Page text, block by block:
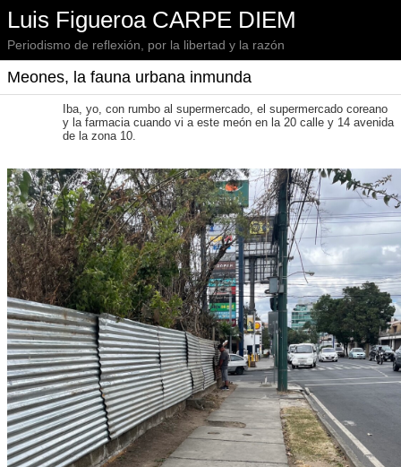
Luis Figueroa CARPE DIEM
Periodismo de reflexión, por la libertad y la razón
Meones, la fauna urbana inmunda
Iba, yo, con rumbo al supermercado, el supermercado coreano
y la farmacia cuando vi a este meón en la 20 calle y 14 avenida
de la zona 10.